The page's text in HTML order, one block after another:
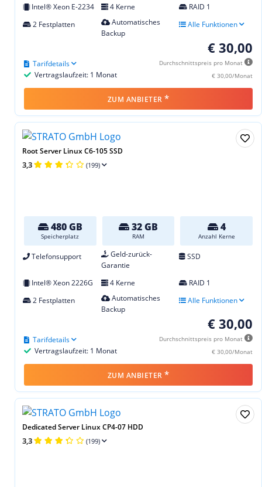
Intel® Xeon E-2234 4 Kerne
RAID 1
2 Festplatten
Automatisches
Backup
Alle Funktionen
€ 30,00
Durchschnittspreis pro Monat
€ 30,00/Monat
Vertragslaufzeit: 1 Monat
Tarifdetails
ZUM ANBIETER *
Root Server Linux C6-105 SSD
3,3 (199)
480 GB
Speicherplatz
32 GB
RAM
4
Anzahl Kerne
Telefonsupport
Geld-zurück-
Garantie
SSD
Intel® Xeon 2226G 4 Kerne
RAID 1
2 Festplatten
Automatisches
Backup
Alle Funktionen
€ 30,00
Durchschnittspreis pro Monat
€ 30,00/Monat
Vertragslaufzeit: 1 Monat
Tarifdetails
ZUM ANBIETER *
Dedicated Server Linux CP4-07 HDD
3,3 (199)